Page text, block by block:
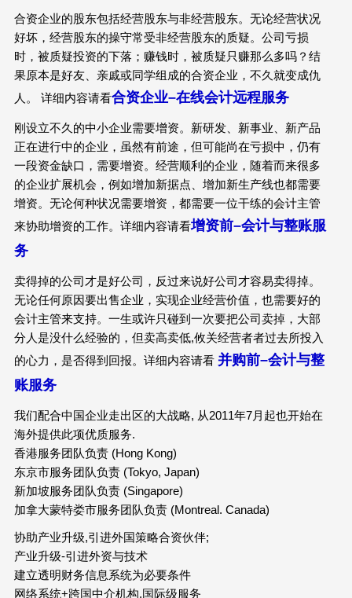
合资企业的股东包括经营股东与非经营股东。无论经营状况
好坏，经营股东的操守常受非经营股东的质疑。公司亏损
时，被质疑投资的下落；赚钱时，被质疑只赚那么多吗？结
果原本是好友、亲戚或同学组成的合资企业，不久就变成仇
人。 详细内容请看合资企业–在线会计远程服务
刚设立不久的中小企业需要增资。新研发、新事业、新产品
正在进行中的企业，虽然有前途，但可能尚在亏损中，仍有
一段资金缺口，需要增资。经营顺利的企业，随着而来很多
的企业扩展机会，例如增加新据点、增加新生产线也都需要
增资。无论何种状况需要增资，都需要一位干练的会计主管
来协助增资的工作。详细内容请看增资前–会计与整账服
务
卖得掉的公司才是好公司，反过来说好公司才容易卖得掉。
无论任何原因要出售企业，实现企业经营价值，也需要好的
会计主管来支持。一生或许只碰到一次要把公司卖掉，大部
分人是没什么经验的，但卖高卖低,攸关经营者者过去所投入
的心力，是否得到回报。详细内容请看 并购前–会计与整
账服务
我们配合中国企业走出区的大战略, 从2011年7月起也开始在
海外提供此项优质服务.
香港服务团队负责 (Hong Kong)
东京市服务团队负责 (Tokyo, Japan)
新加坡服务团队负责 (Singapore)
加拿大蒙特娄市服务团队负责 (Montreal. Canada)
协助产业升级,引进外国策略合资伙伴;
产业升级-引进外资与技术
建立透明财务信息系统为必要条件
网络系统+跨国中介机构,国际级服务